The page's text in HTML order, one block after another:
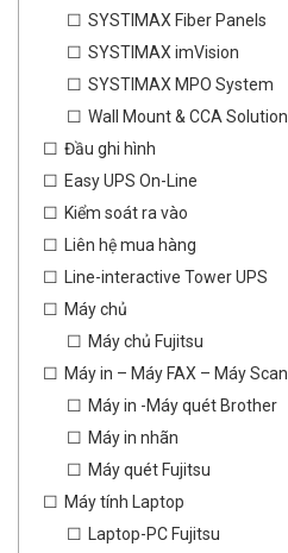
SYSTIMAX Fiber Panels
SYSTIMAX imVision
SYSTIMAX MPO System
Wall Mount & CCA Solution
Đầu ghi hình
Easy UPS On-Line
Kiểm soát ra vào
Liên hệ mua hàng
Line-interactive Tower UPS
Máy chủ
Máy chủ Fujitsu
Máy in – Máy FAX – Máy Scan
Máy in -Máy quét Brother
Máy in nhãn
Máy quét Fujitsu
Máy tính Laptop
Laptop-PC Fujitsu